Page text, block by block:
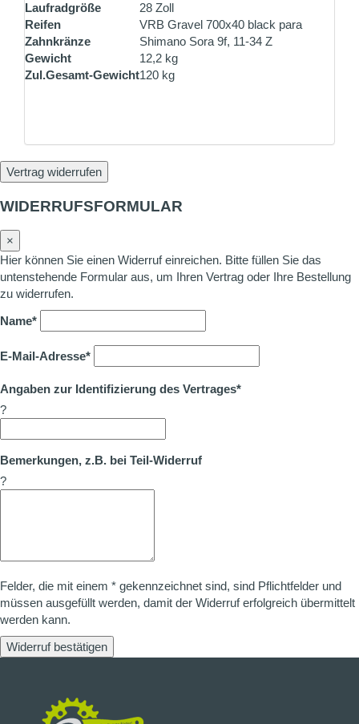
Laufradgröße
28 Zoll
Reifen
VRB Gravel 700x40 black para
Zahnkränze
Shimano Sora 9f, 11-34 Z
Gewicht
12,2 kg
Zul.Gesamt-Gewicht120 kg
Vertrag widerrufen
WIDERRUFSFORMULAR
×
Hier können Sie einen Widerruf einreichen. Bitte füllen Sie das
untenstehende Formular aus, um Ihren Vertrag oder Ihre Bestellung
zu widerrufen.
Name*
E-Mail-Adresse*
Angaben zur Identifizierung des Vertrages*
?
Bemerkungen, z.B. bei Teil-Widerruf
?
Felder, die mit einem * gekennzeichnet sind, sind Pflichtfelder und
müssen ausgefüllt werden, damit der Widerruf erfolgreich übermittelt
werden kann.
Widerruf bestätigen